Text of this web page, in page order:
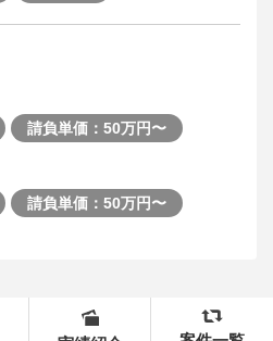
請負単価：50万円〜
請負単価：50万円〜